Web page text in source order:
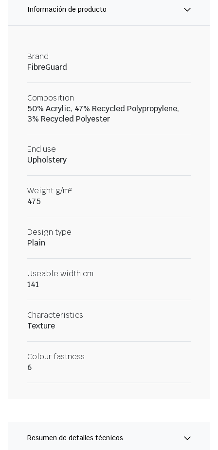
Información de producto
Brand
FibreGuard
Composition
50% Acrylic, 47% Recycled Polypropylene,
3% Recycled Polyester
End use
Upholstery
Weight g/m²
475
Design type
Plain
Useable width cm
141
Characteristics
Texture
Colour fastness
6
Resumen de detalles técnicos